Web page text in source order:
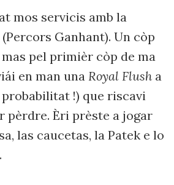
mos servicis amb la
Ganhant). Un còp
pel primièr còp de ma
en man una Royal Flush a
probabilitat !) que riscavi
pèrdre. Èri prèste a jogar
las caucetas, la Patek e lo